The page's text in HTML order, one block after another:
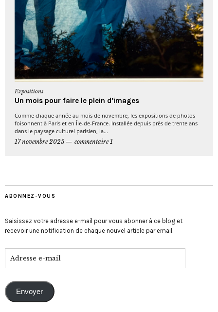
Expositions
Un mois pour faire le plein d’images
Comme chaque année au mois de novembre, les expositions de photos
foisonnent à Paris et en Île-de-France. Installée depuis près de trente ans
dans le paysage culturel parisien, la...
17 novembre 2025
commentaire 1
ABONNEZ-VOUS
Saisissez votre adresse e-mail pour vous abonner à ce blog et
recevoir une notification de chaque nouvel article par email.
Envoyer